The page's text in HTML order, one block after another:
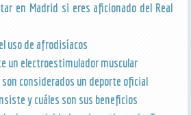
en Madrid si eres aficionado del Real
uso de afrodisíacos
un electroestimulador muscular
considerados un deporte oficial
y cuáles son sus beneficios